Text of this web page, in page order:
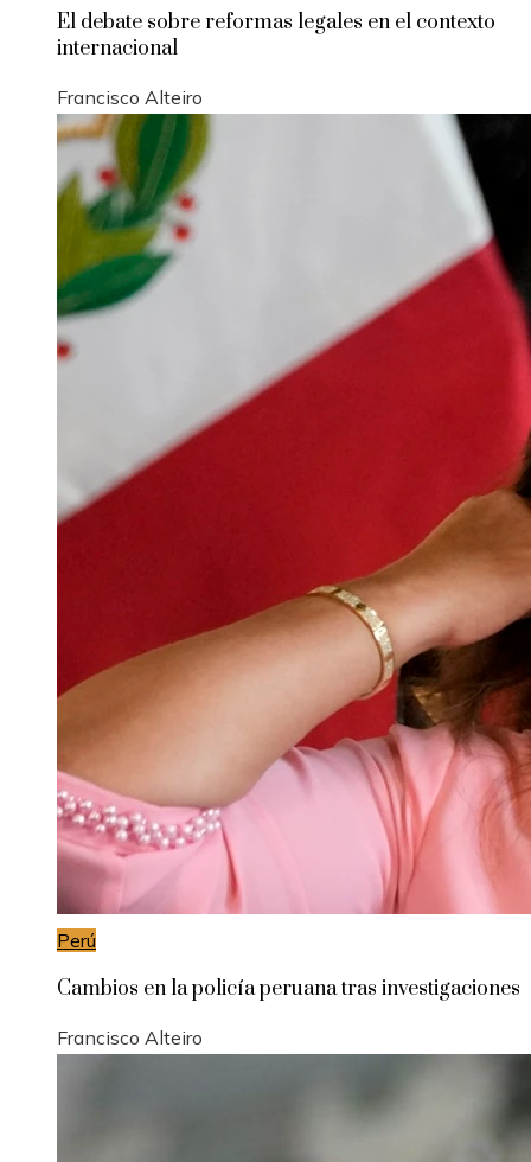
El debate sobre reformas legales en el contexto
internacional
Francisco Alteiro
Perú
Cambios en la policía peruana tras investigaciones
Francisco Alteiro